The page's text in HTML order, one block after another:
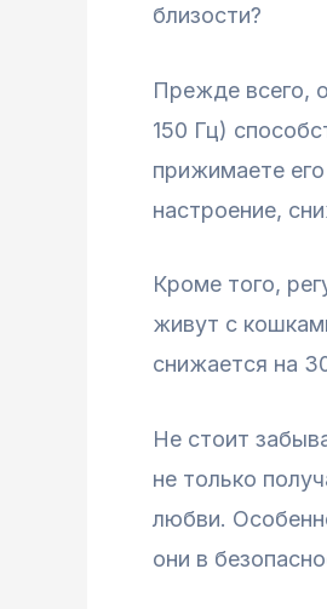
близости?
Прежде всего,
150 Гц)
прижимаете
настроение,
Кроме того,
живут с
снижается на
Не стоит
не только
любви.
они в